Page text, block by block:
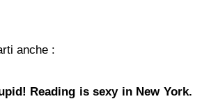
anche :
Reading is sexy in New York.